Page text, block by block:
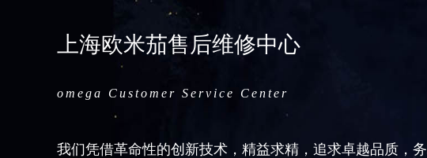
上海欧米茄售后维修中心
omega Customer Service Center
我们凭借革命性的创新技术，精益求精，追求卓越品质，